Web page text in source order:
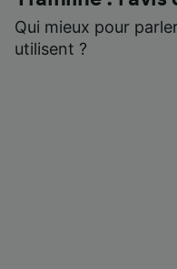
Qui mieux pour
utilisent ?